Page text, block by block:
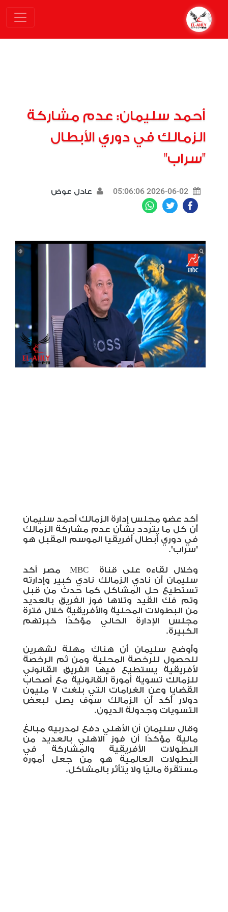
أحمد سليمان: عدم مشاركة
الزمالك في دوري الأبطال
"سراب"
2026-06-02 05:06:06 عادل عوض
Facebook
Twitter
أكد عضو مجلس إدارة الزمالك أحمد سليمان
أن كل ما يتردد بشأن عدم مشاركة الزمالك
في دوري أبطال أفريقيا الموسم المقبل هو
"سراب".
وخلال لقاءه على قناة MBC
مصر أكد
سليمان أن نادي الزمالك نادي كبير وإدارته
تستطيع حل المشاكل كما حدث من قبل
وتم فك القيد وتلاها فوز الفريق بالعديد
من البطولات المحلية والأفريقية خلال فترة
مجلس الإدارة الحالي مؤكدًا خبرتهم
الكبيرة.
وأوضح سليمان أن هناك مهلة لشهرين
للحصول للرخصة المحلية ومن ثم الرخصة
لأفريقية يستطيع فيها الفريق القانوني
للزمالك تسوية أمورة القانونية مع أصحاب
القضايا وعن الغرامات التي بلغت 7 مليون
دولار أكد أن الزمالك سوف يصل لبعض
التسويات وجدولة الديون.
وقال سليمان أن الأهلي دفع لمدربيه مبالغ
مالية مؤكدًا أن فوز الاهلي بالعديد من
البطولات الأفريقية والمشاركة في
البطولات العالمية هو من جعل أموره
مستقرة ماليًا ولا يتأثر بالمشاكل.